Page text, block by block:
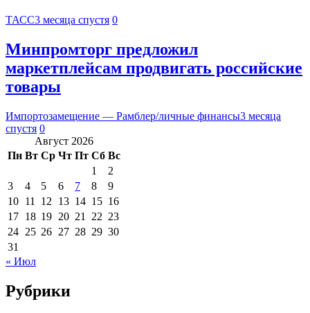
ТАСС3 месяца спустя 0
Минпромторг предложил
маркетплейсам продвигать российские
товары
Импортозамещение — Рамблер/личные финансы3 месяца
спустя 0
Август 2026
Пн Вт Ср Чт Пт Сб Вс
1
2
3
4 5 6 7 8
9
10 11 12 13 14 15 16
17 18 19 20 21 22 23
24 25 26 27 28 29 30
31
« Июл
Рубрики